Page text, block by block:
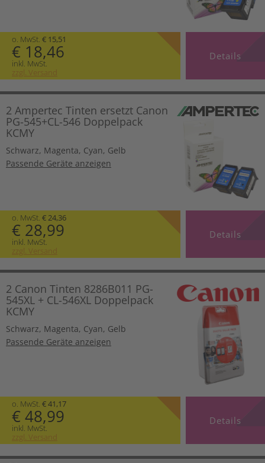
o. MwSt. € 15,51
€ 18,46
inkl. MwSt.
zzgl. Versand
Details
2 Ampertec Tinten ersetzt Canon
PG-545+CL-546 Doppelpack
KCMY
Schwarz, Magenta, Cyan, Gelb
Passende Geräte anzeigen
o. MwSt. € 24,36
€ 28,99
inkl. MwSt.
zzgl. Versand
Details
2 Canon Tinten 8286B011 PG-
545XL + CL-546XL Doppelpack
KCMY
Schwarz, Magenta, Cyan, Gelb
Passende Geräte anzeigen
o. MwSt. € 41,17
€ 48,99
inkl. MwSt.
zzgl. Versand
Details